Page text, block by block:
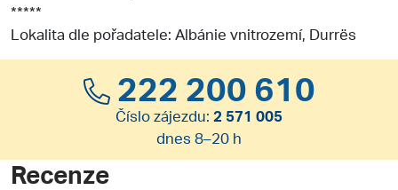
*****
Lokalita dle pořadatele: Albánie vnitrozemí, Durrës
222 200 610
Číslo zájezdu: 2 571 005
dnes 8–20 h
Recenze